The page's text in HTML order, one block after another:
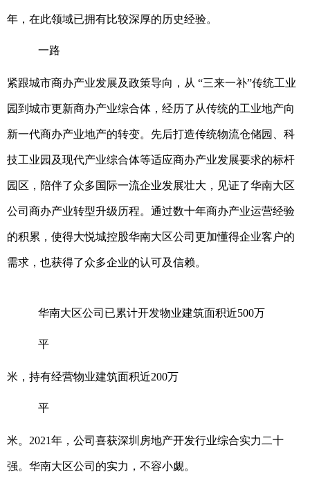
年，在此领域已拥有比较深厚的历史经验。
一路
紧跟城市商办产业发展及政策导向，从 “三来一补”传统工业
园到城市更新商办产业综合体，经历了从传统的工业地产向
新一代商办产业地产的转变。先后打造传统物流仓储园、科
技工业园及现代产业综合体等适应商办产业发展要求的标杆
园区，陪伴了众多国际一流企业发展壮大，见证了华南大区
公司商办产业转型升级历程。通过数十年商办产业运营经验
的积累，使得大悦城控股华南大区公司更加懂得企业客户的
需求，也获得了众多企业的认可及信赖。
华南大区公司已累计开发物业建筑面积近500万
平
米，持有经营物业建筑面积近200万
平
米。2021年，公司喜获深圳房地产开发行业综合实力二十
强。华南大区公司的实力，不容小觑。